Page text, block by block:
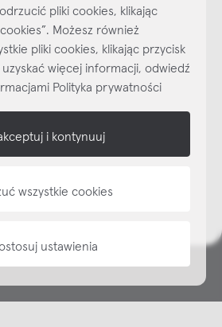
na wyciągnięcie ręki, zapisz się już
newslettera!
NEWSLETTER
pliki cookies, klikając
Możesz również
pliki cookies, klikając przycisk
więcej informacji, odwiedź
Polityka prywatności
i kontynuuj
wszystkie cookies
ustawienia